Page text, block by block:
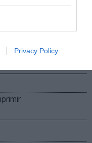
Privacy Policy
de actualidad.